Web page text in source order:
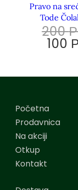
Pravo na
Tode
200
100
Početna
Prodavnica
Na akciji
Otkup
Kontakt